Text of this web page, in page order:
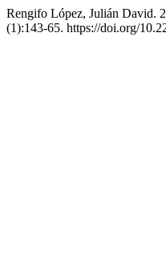
Rengifo López, Julián David.
(1):143-65. https://doi.org/